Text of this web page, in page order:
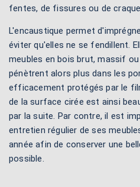
fentes, de fissures ou de
L'encaustique permet
éviter qu'elles ne se fendillent.
meubles en bois brut, massif
pénètrent alors plus dans les
efficacement protégés par le
de la surface cirée est ainsi
par la suite. Par contre, il est
entretien régulier de ses
année afin de conserver une
possible.